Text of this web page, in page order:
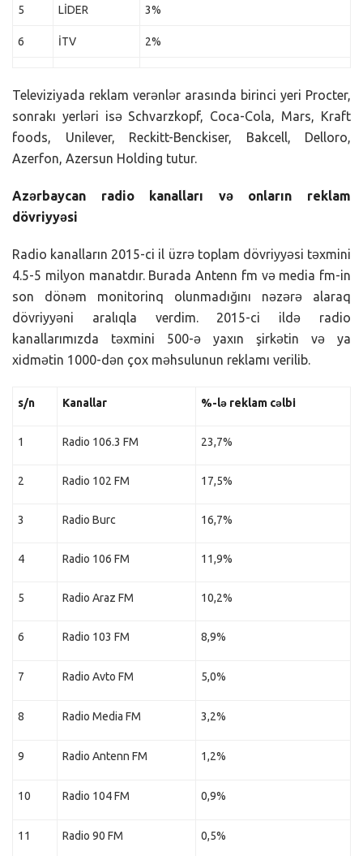
5 LİDER 3%
6 İTV 2%
Televiziyada reklam verənlər arasında birinci yeri Procter,
sonrakı yerləri isə Schvarzkopf, Coca-Cola, Mars, Kraft
foods, Unilever, Reckitt-Benckiser, Bakcell, Delloro,
Azerfon, Azersun Holding tutur.
Azərbaycan radio kanalları və onların reklam
dövriyyəsi
Radio kanalların 2015-ci il üzrə toplam dövriyyəsi təxmini
4.5-5 milyon manatdır. Burada Antenn fm və media fm-in
son dönəm monitorinq olunmadığını nəzərə alaraq
dövriyyəni aralıqla verdim. 2015-ci ildə radio
kanallarımızda təxmini 500-ə yaxın şirkətin və ya
xidmətin 1000-dən çox məhsulunun reklamı verilib.
s/n Kanallar %-lə reklam cəlbi
1 Radio 106.3 FM 23,7%
2 Radio 102 FM 17,5%
3 Radio Burc 16,7%
4 Radio 106 FM 11,9%
5 Radio Araz FM 10,2%
6 Radio 103 FM 8,9%
7 Radio Avto FM 5,0%
8 Radio Media FM 3,2%
9 Radio Antenn FM 1,2%
10 Radio 104 FM 0,9%
11 Radio 90 FM 0,5%